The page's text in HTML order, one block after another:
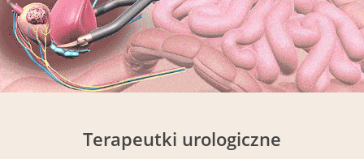
Terapeutki urologiczne